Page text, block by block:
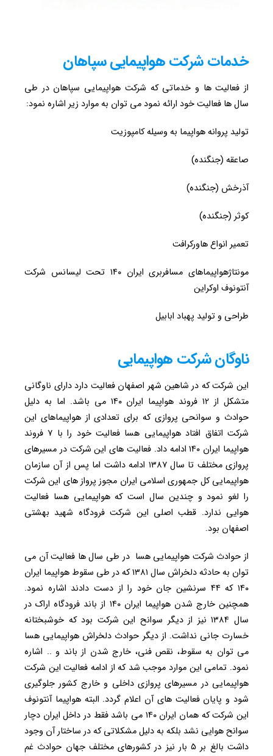
خدمات شرکت هواپیمایی سپاهان
از فعالیت ها و خدماتی که شرکت هواپیمایی سپاهان در طی
سال ها فعالیت خود ارائه نمود می توان به موارد زیر اشاره نمود:
تولید پروانه هواپیما به وسیله کامپوزیت
صاعقه (جنگنده)
آذرخش (جنگنده)
کوثر (جنگنده)
تعمیر انواع هاورکرافت
مونتاژهواپیماهای مسافربری ایران ۱۴۰ تحت لیسانس شرکت
آنتونوف اوکراین
طراحی و تولید پهباد ابابیل
ناوگان شرکت هواپیمایی
این شرکت که در شاهین شهر اصفهان فعالیت دارد دارای ناوگانی
متشکل از ۱۲ فروند هواپیما ایران ۱۴۰ می باشد. اما به دلیل
حوادث و سوانحی پروازی که برای تعدادی از هواپیماهای این
شرکت اتفاق افتاد هواپیمایی هسا فعالیت خود را با ۷ فروند
هواپیما ایران ۱۴۰ ادامه داد. فعالیت های این شرکت در مسیرهای
پروازی مختلف تا سال ۱۳۸۷ ادامه داشت اما پس از آن سازمان
هواپیمایی کل جمهوری اسلامی ایران مجوز پرواز های این شرکت
را لغو نمود و چندین سال است که هواپیمایی هسا فعالیت
هوایی ندارد. قطب اصلی این شرکت فرودگاه شهید بهشتی
اصفهان بود.
از حوادث شرکت هواپیمایی هسا در طی سال ها فعالیت آن می
توان به حادثه دلخراش سال ۱۳۸۱ که در طی سقوط هواپیما ایران
۱۴۰ که ۴۴ سرنشین جان خود را از دست دادند اشاره نمود.
همچنین خارج شدن هواپیما ایران ۱۴۰ از باند فرودگاه اراک در
سال ۱۳۸۴ نیز از دیگر سوانح این شرکت بود که خوشبختانه
خسارت جانی نداشت. از دیگر حوادث دلخراش هواپیمایی هسا
می توان به سقوط، نقص فنی، خارج شدن از باند و .. اشاره
نمود. تمامی این موارد موجب شد که از ادامه فعالیت این شرکت
هواپیمایی در مسیرهای پروازی داخلی و خارج کشور جلوگیری
شود و پایان فعالیت های آن اعلام گردد. البته هواپیما آنتونوف
این شرکت که همان ایران ۱۴۰ می باشد فقط در داخل ایران دچار
سوانح هوایی نشد بلکه به دلیل مشکلاتی که در ساختار آن وجود
داشت بالغ بر ۵ بار نیز در کشورهای مختلف جهان حوادث غم